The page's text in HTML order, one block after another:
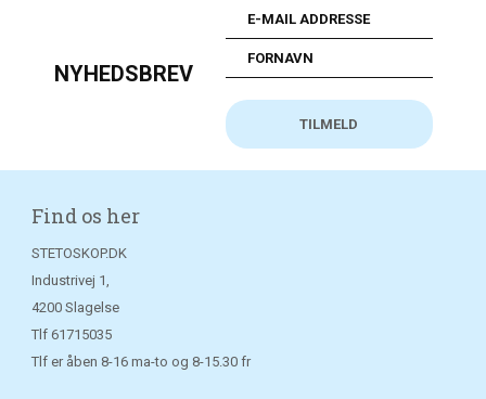
NYHEDSBREV
Find os her
STETOSKOP.DK
Industrivej 1,
4200 Slagelse
Tlf 61715035
Tlf er åben 8-16 ma-to og 8-15.30 fr